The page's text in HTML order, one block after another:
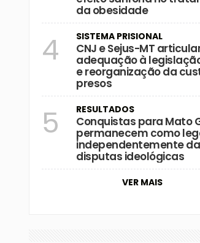
da obesidade
4 SISTEMA PRISIONAL
CNJ e Sejus-MT
adequação à
e reorganização da
presos
5 RESULTADOS
Conquistas para Mato
permanecem como
independentemente
disputas ideológicas
VER MAIS